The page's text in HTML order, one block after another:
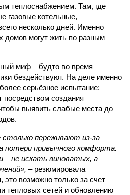
теплоснабжением. Там, где
газовые котельные,
несколько дней. Именно
домов могут жить по разным
миф – будто во время
бездействуют. На деле именно
серьёзное испытание:
создания
выявить слабые места до
переживают из-за
потери привычного комфорта.
– не искать виноватых, а
– резюмировала
возможно только за счет
тепловых сетей и обновлению